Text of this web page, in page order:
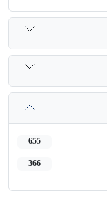
655
366